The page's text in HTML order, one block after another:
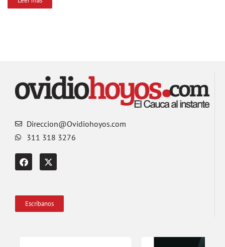
Direccion@Ovidiohoyos.com
311 318 3276
Escríbanos